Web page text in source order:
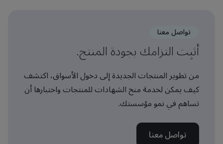
تواصل معنا
أثبِت التزامك بجودة المنتج.
من تطوير المنتجات الجديدة إلى دخول الأسواق، اكتشف
كيف يمكن لخدمة منح الشهادات للمنتجات واختبارها أن
تساهم في نمو مؤسستك.
تواصل معنا